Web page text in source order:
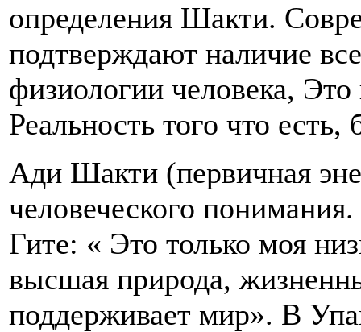
определения Шакти.
подтверждают наличие
физиологии человека,
Реальность того что есть,
Ади Шакти (первичная
человеческого
Гите: « Это только моя
высшая природа,
поддерживает мир». В